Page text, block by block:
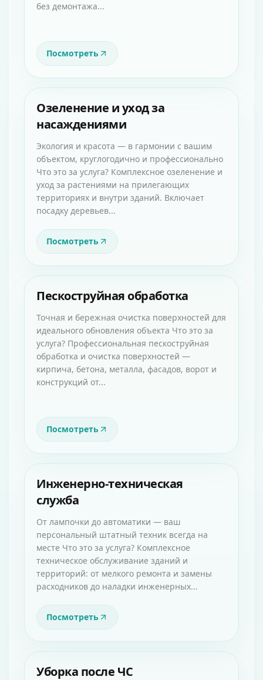
без демонтажа...
Посмотреть
Озеленение и уход за
насаждениями
Экология и красота — в гармонии с вашим
объектом, круглогодично и профессионально
Что это за услуга? Комплексное озеленение и
уход за растениями на прилегающих
территориях и внутри зданий. Включает
посадку деревьев...
Посмотреть
Пескоструйная обработка
Точная и бережная очистка поверхностей для
идеального обновления объекта Что это за
услуга? Профессиональная пескоструйная
обработка и очистка поверхностей —
кирпича, бетона, металла, фасадов, ворот и
конструкций от...
Посмотреть
Инженерно-техническая
служба
От лампочки до автоматики — ваш
персональный штатный техник всегда на
месте Что это за услуга? Комплексное
техническое обслуживание зданий и
территорий: от мелкого ремонта и замены
расходников до наладки инженерных...
Посмотреть
Уборка после ЧС